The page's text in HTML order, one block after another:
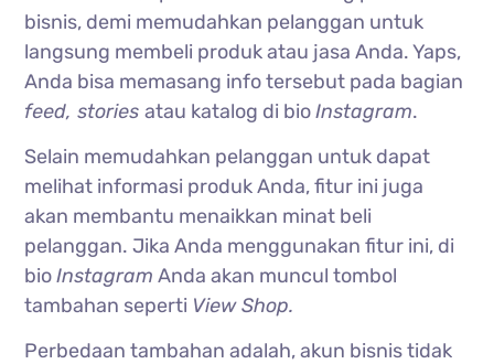
bisnis, demi memudahkan pelanggan untuk
langsung membeli produk atau jasa Anda. Yaps,
Anda bisa memasang info tersebut pada bagian
feed, storiesatau katalog di bioInstagram.
Selain memudahkan pelanggan untuk dapat
melihat informasi produk Anda, fitur ini juga
akan membantu menaikkan minat beli
pelanggan. Jika Anda menggunakan fitur ini, di
bioInstagram Anda akan muncul tombol
tambahan seperti View Shop.
Perbedaan tambahan adalah, akun bisnis tidak